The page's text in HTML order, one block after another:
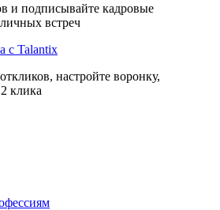
и подписывайте кадровые
встреч
с Talantix
настройте воронку,
клика